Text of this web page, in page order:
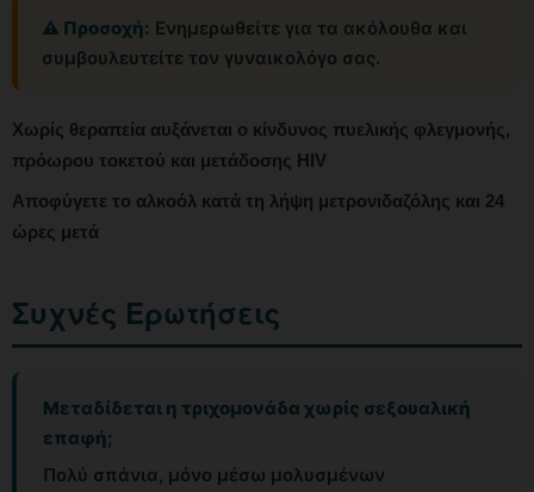
⚠️ Προσοχή: Ενημερωθείτε για τα ακόλουθα και
συμβουλευτείτε τον γυναικολόγο σας.
Χωρίς θεραπεία αυξάνεται ο κίνδυνος πυελικής φλεγμονής,
πρόωρου τοκετού και μετάδοσης HIV
Αποφύγετε το αλκοόλ κατά τη λήψη μετρονιδαζόλης και 24
ώρες μετά
Συχνές Ερωτήσεις
Μεταδίδεται η τριχομονάδα χωρίς σεξουαλική
επαφή;
Πολύ σπάνια, μόνο μέσω μολυσμένων